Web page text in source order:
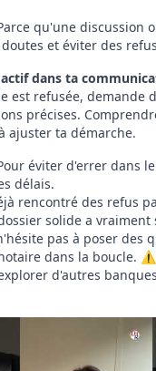
qu'une discussion
et éviter des
dans ta
est refusée, demande
précises.
ajuster ta démarche.
éviter d'errer dans
délais.
rencontré des refus
solide a vraiment
pas à poser des
dans la boucle. ⚠️
d'autres